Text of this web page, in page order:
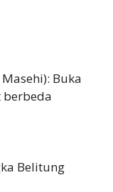
Buka
berbeda
Belitung